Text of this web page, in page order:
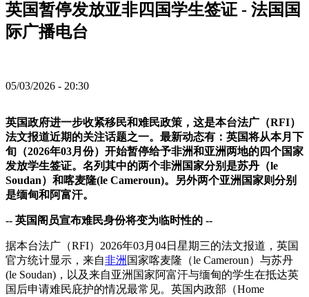
英国暂停发放亚非四国学生签证 - 法国国
际广播电台
05/03/2026 - 20:30
英国政府进一步收紧移民和难民政策，这是本台法广（RFI）
法文报道近期的关注话题之一。最新动态有：英国将从本月下
旬（2026年03月份）开始暂停给予非洲和亚洲两地的四个国家
发放学生签证。名列其中的两个非洲国家分别是苏丹（le
Soudan）和喀麦隆(le Cameroun)。另外两个亚洲国家则分别
是缅甸和阿富汗。
-- 英国阁员宣布难民身份将变为临时性的 --
据本台法广（RFI）2026年03月04日星期三的法文报道，英国
官方统计显示，来自非洲 国家喀麦隆（le Cameroun）与苏丹
(le Soudan)，以及来自亚洲国家阿富汗与缅甸的学生在抵达英
国后申请难民庇护的情况最常见。英国内政部（Home